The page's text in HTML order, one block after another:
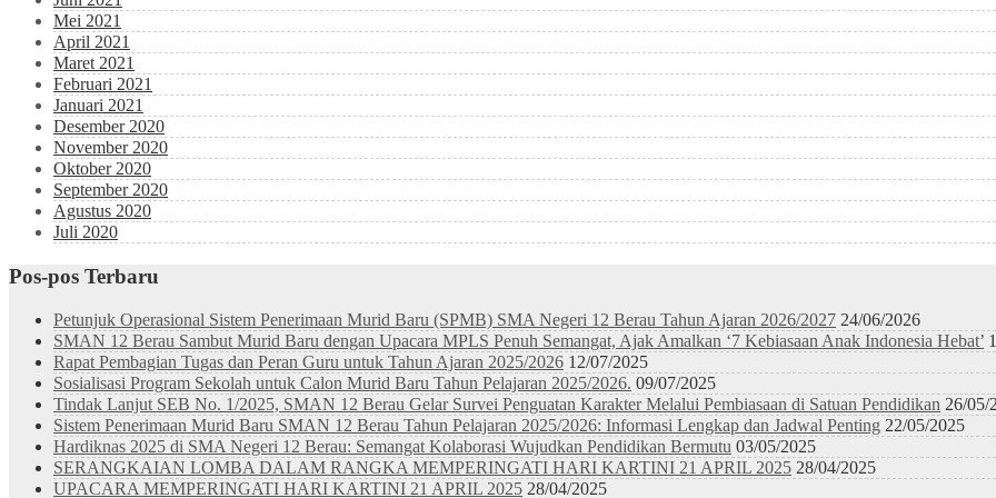
Mei 2021
April 2021
Maret 2021
Februari 2021
Januari 2021
Desember 2020
November 2020
Oktober 2020
September 2020
Agustus 2020
Juli 2020
Pos-pos Terbaru
Petunjuk Operasional Sistem Penerimaan Murid Baru (SPMB) SMA Negeri 12 Berau Tahun Ajaran 2026/2027 24/06/2026
SMAN 12 Berau Sambut Murid Baru dengan Upacara MPLS Penuh Semangat, Ajak Amalkan ‘7 Kebiasaan Anak Indonesia Hebat’
Rapat Pembagian Tugas dan Peran Guru untuk Tahun Ajaran 2025/2026 12/07/2025
Sosialisasi Program Sekolah untuk Calon Murid Baru Tahun Pelajaran 2025/2026. 09/07/2025
Tindak Lanjut SEB No. 1/2025, SMAN 12 Berau Gelar Survei Penguatan Karakter Melalui Pembiasaan di Satuan Pendidikan 26/05/
Sistem Penerimaan Murid Baru SMAN 12 Berau Tahun Pelajaran 2025/2026: Informasi Lengkap dan Jadwal Penting 22/05/2025
Hardiknas 2025 di SMA Negeri 12 Berau: Semangat Kolaborasi Wujudkan Pendidikan Bermutu 03/05/2025
SERANGKAIAN LOMBA DALAM RANGKA MEMPERINGATI HARI KARTINI 21 APRIL 2025 28/04/2025
UPACARA MEMPERINGATI HARI KARTINI 21 APRIL 2025 28/04/2025